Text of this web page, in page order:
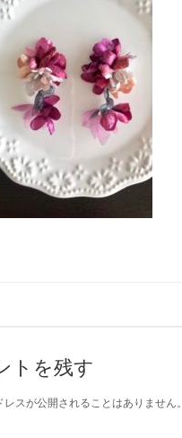
トを残す
レスが公開されることはありません。